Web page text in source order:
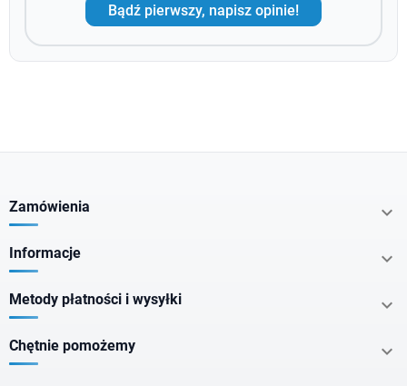
Bądź pierwszy, napisz opinie!
Zamówienia 
Informacje 
Metody płatności i wysyłki 
Chętnie pomożemy 